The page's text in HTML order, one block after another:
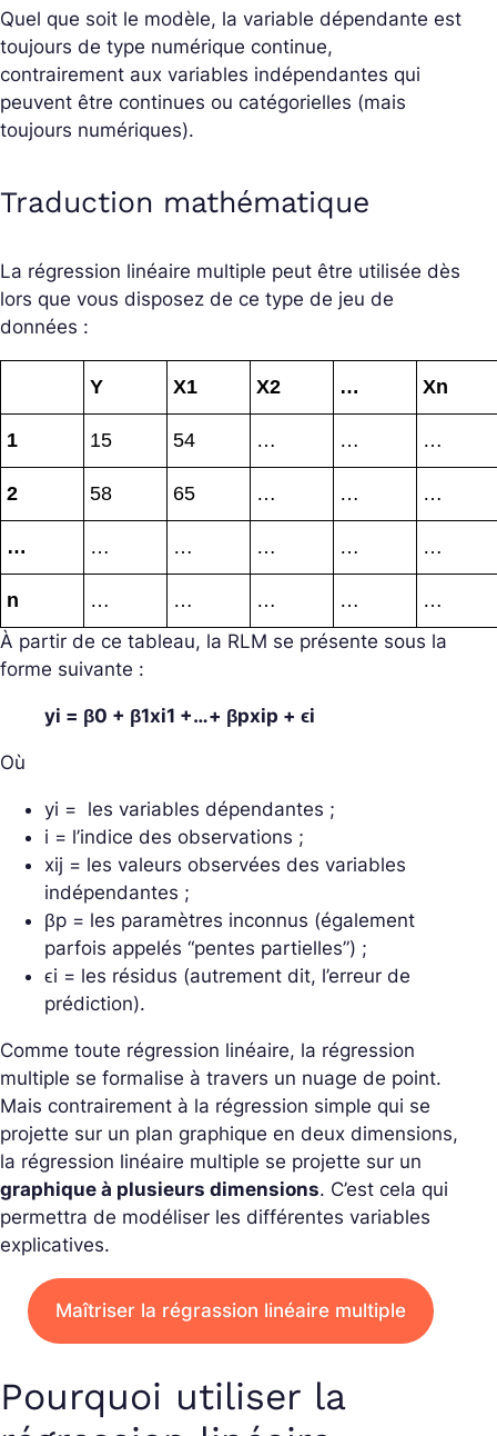
Quel que soit le modèle, la variable dépendante est
toujours de type numérique continue,
contrairement aux variables indépendantes qui
peuvent être continues ou catégorielles (mais
toujours numériques).
Traduction mathématique
La régression linéaire multiple peut être utilisée dès
lors que vous disposez de ce type de jeu de
données :
Y X1 X2 … Xn
1 15 54 … … …
2 58 65 … … …
… … … … … …
n … … … …
…
À partir de ce tableau, la RLM se présente sous la
forme suivante :
yi = β0 + β1xi1 +…+ βpxip + ϵi
Où
yi = les variables dépendantes ;
i = l’indice des observations ;
xij = les valeurs observées des variables
indépendantes ;
βp = les paramètres inconnus (également
parfois appelés “pentes partielles”) ;
ϵi = les résidus (autrement dit, l’erreur de
prédiction).
Comme toute régression linéaire, la régression
multiple se formalise à travers un nuage de point.
Mais contrairement à la régression simple qui se
projette sur un plan graphique en deux dimensions,
la régression linéaire multiple se projette sur un
graphique à plusieurs dimensions. C’est cela qui
permettra de modéliser les différentes variables
explicatives.
Maîtriser la régrassion linéaire multiple
Pourquoi utiliser la